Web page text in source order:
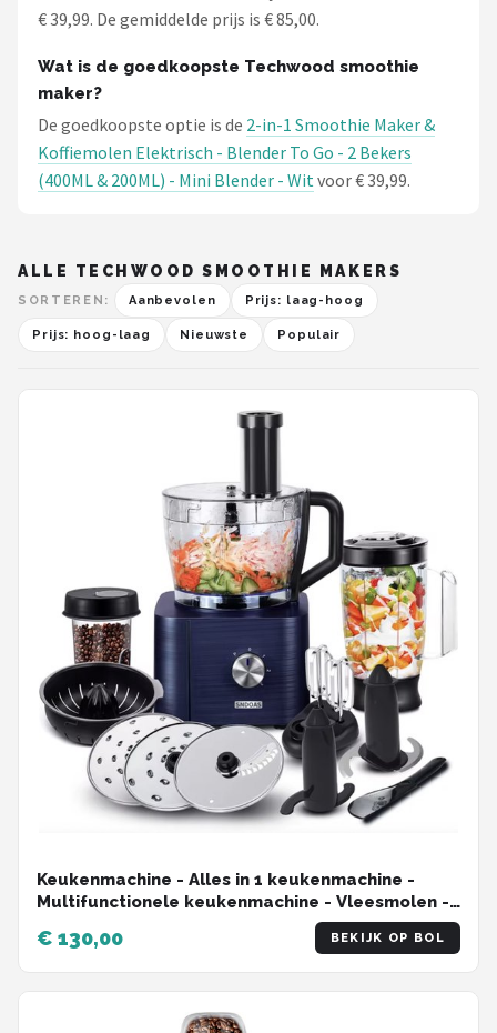
€ 39,99. De gemiddelde prijs is € 85,00.
Wat is de goedkoopste Techwood smoothie
maker?
De goedkoopste optie is de 2-in-1 Smoothie Maker &
Koffiemolen Elektrisch - Blender To Go - 2 Bekers
(400ML & 200ML) - Mini Blender - Witvoor € 39,99.
ALLE TECHWOOD SMOOTHIE MAKERS
SORTEREN: Aanbevolen Prijs: laag-hoog
Prijs: hoog-laag Nieuwste Populair
Keukenmachine - Alles in 1 keukenmachine -
Multifunctionele keukenmachine - Vleesmolen -
Garde - Kneder - Shredder - Sinaasappelpers -
Hakselaar - Blender - 1100W - Blauw
€ 130,00 BEKIJK OP BOL